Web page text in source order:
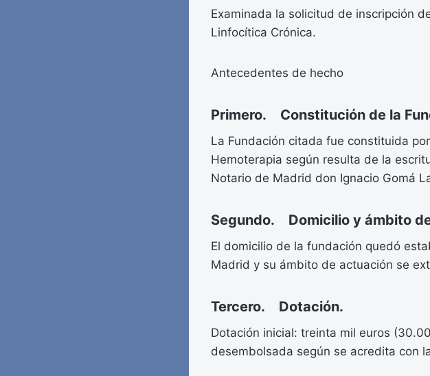
Examinada la solicitud de inscripción
Linfocítica Crónica.
Antecedentes de hecho
Primero. Constitución de la
La Fundación citada fue constituida
Hemoterapia según resulta de la
Notario de Madrid don Ignacio Gomá
Segundo. Domicilio y ámbito
El domicilio de la fundación quedó
Madrid y su ámbito de actuación se
Tercero. Dotación.
Dotación inicial: treinta mil euros
desembolsada según se acredita con